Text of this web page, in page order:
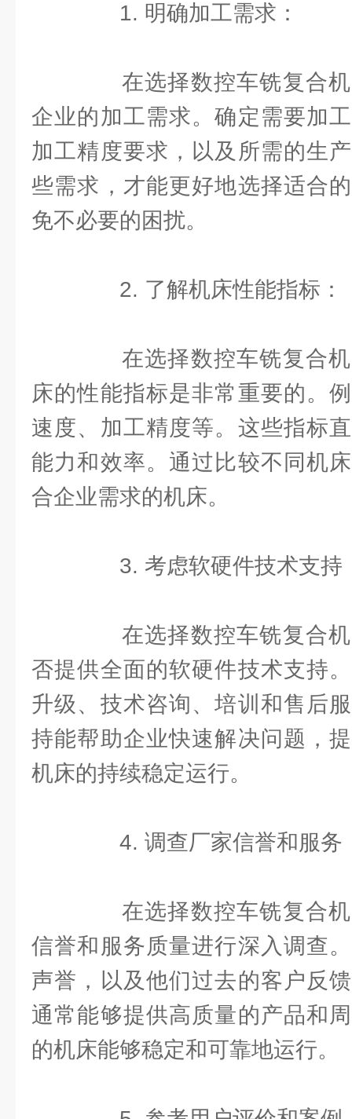
1. 明确加工需求：
在选择数控车铣复合机
企业的加工需求。确定需要加
加工精度要求，以及所需的生
些需求，才能更好地选择适合
免不必要的困扰。
2. 了解机床性能指标：
在选择数控车铣复合机
床的性能指标是非常重要的。
速度、加工精度等。这些指标
能力和效率。通过比较不同机
合企业需求的机床。
3. 考虑软硬件技术支持
在选择数控车铣复合机
否提供全面的软硬件技术支持
升级、技术咨询、培训和售后
持能帮助企业快速解决问题，
机床的持续稳定运行。
4. 调查厂家信誉和服务
在选择数控车铣复合机
信誉和服务质量进行深入调查
声誉，以及他们过去的客户反
通常能够提供高质量的产品和
的机床能够稳定和可靠地运行。